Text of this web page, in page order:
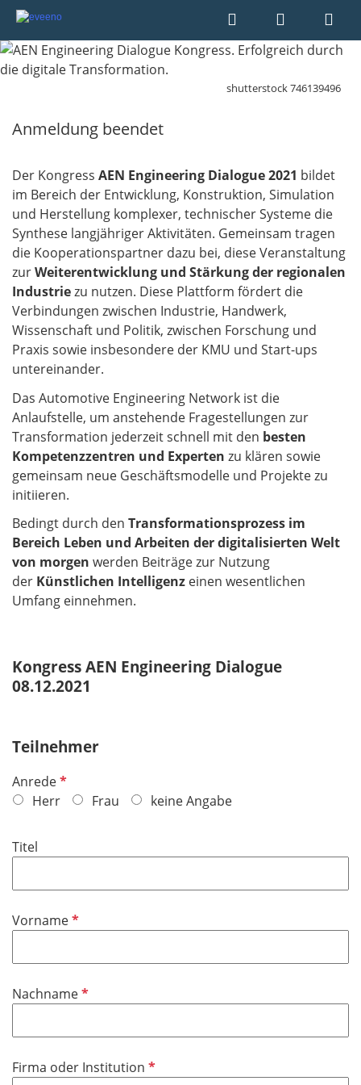
shutterstock 746139496
Anmeldung beendet
Der Kongress AEN Engineering Dialogue 2021 bildet
im Bereich der Entwicklung, Konstruktion, Simulation
und Herstellung komplexer, technischer Systeme die
Synthese langjähriger Aktivitäten. Gemeinsam tragen
die Kooperationspartner dazu bei, diese Veranstaltung
zurWeiterentwicklung und Stärkung der regionalen
Industriezu nutzen. Diese Plattform fördert die
Verbindungen zwischen Industrie, Handwerk,
Wissenschaft und Politik, zwischen Forschung und
Praxis sowie insbesondere der KMU und Start-ups
untereinander.
Das Automotive Engineering Network ist die
Anlaufstelle, um anstehende Fragestellungen zur
Transformation jederzeit schnell mit den besten
Kompetenzzentren und Experten zu klären sowie
gemeinsam neue Geschäftsmodelle und Projekte zu
initiieren.
Bedingt durch den Transformationsprozess im
Bereich Leben und Arbeiten der digitalisierten Welt
von morgen werden Beiträge zur Nutzung
der Künstlichen Intelligenz einen wesentlichen
Umfang einnehmen.
Kongress AEN Engineering Dialogue
08.12.2021
Teilnehmer
AnredeP
f
c
f
e
Herr Frau keine Angabe
Titel
VornameP
c
t
e
NachnameP
c
Firma oder Institution P